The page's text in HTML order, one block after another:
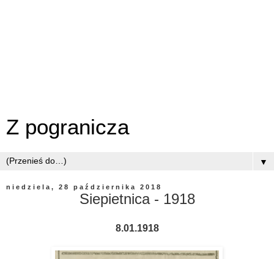
Z pogranicza
▼
niedziela, 28 października 2018
Siepietnica - 1918
8.01.1918